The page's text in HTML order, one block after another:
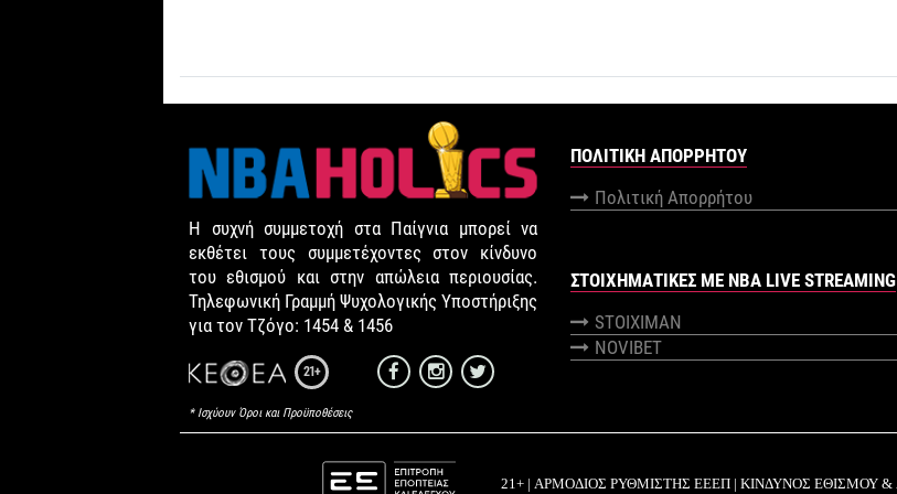
Η συχνή συμμετοχή στα Παίγνια μπορεί να
εκθέτει τους συμμετέχοντες στον κίνδυνο
του εθισμού και στην απώλεια περιουσίας.
Τηλεφωνική Γραμμή Ψυχολογικής Υποστήριξης
για τον Τζόγο: 1454 & 1456
21+
* Ισχύουν Όροι και Προϋποθέσεις
ΠΟΛΙΤΙΚΉ ΑΠΟΡΡΉΤΟΥ
Πολιτική Απορρήτου
ΣΤΟΙΧΗΜΑΤΙΚΕΣ ΜΕ NBA LIVE STREAMING
STOIXIMAN
NOVIBET